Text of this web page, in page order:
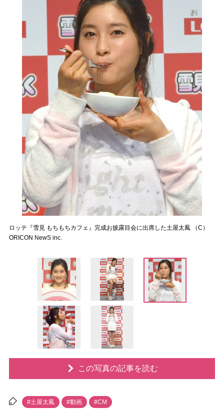
ロッテ『雪見 もちもちカフェ』完成お披露目会に出席した土屋太鳳 （C）
ORICON NewS inc.
この写真の記事を読む
#土屋太鳳 #動画 #CM